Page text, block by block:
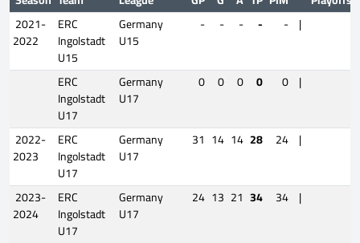
2021-
2022
ERC
Ingolstadt
U15
Germany
U15
- - - - - |
ERC
Ingolstadt
U17
Germany
U17
0 0 0 0 0 |
2022-
2023
ERC
Ingolstadt
U17
Germany
U17
31 14 14 28 24 |
2023-
2024
ERC
Ingolstadt
U17
Germany
U17
24 13 21 34 34 |